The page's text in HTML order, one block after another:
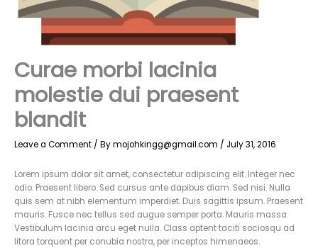
Curae morbi lacinia
molestie dui praesent
blandit
Leave a Comment / Bymojohkingg@gmail.com / July 31, 2016
Lorem ipsum dolor sit amet, consectetur adipiscing elit. Integer nec
odio. Praesent libero. Sed cursus ante dapibus diam. Sed nisi. Nulla
quis sem at nibh elementum imperdiet. Duis sagittis ipsum. Praesent
mauris. Fusce nec tellus sed augue semper porta. Mauris massa.
Vestibulum lacinia arcu eget nulla. Class aptent taciti sociosqu ad
litora torquent per conubia nostra, per inceptos himenaeos.